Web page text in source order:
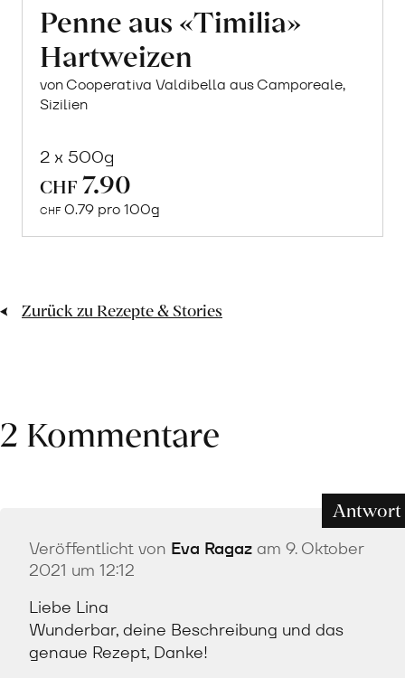
Penne aus «Timilia»
Hartweizen
von Cooperativa Valdibella aus Camporeale,
Sizilien
2 x 500g
CHF 7.90
CHF 0.79 pro 100g
Penne
Hartweizen
Zurück zu Rezepte & Stories
2 Kommentare
Veröffentlicht von Eva Ragaz am 9. Oktober
2021 um 12:12
Liebe Lina
Wunderbar, deine Beschreibung und das
genaue Rezept, Danke!
Antwort